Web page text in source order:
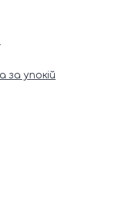
за упокій